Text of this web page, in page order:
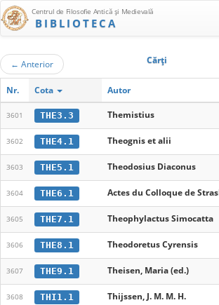
Centrul de Filosofie Antică şi Medievală
BIBLIOTECA
← Anterior Cărţi
Nr. Cota Autor
3601 THE3.3 Themistius
3602 THE4.1 Theognis et alii
3603 THE5.1 Theodosius Diaconus
3604 THE6.1 Actes du Colloque de
3605 THE7.1 Theophylactus Simocatta
3606 THE8.1 Theodoretus Cyrensis
3607 THE9.1 Theisen, Maria (ed.)
3608 THI1.1 Thijssen, J. M. M. H.